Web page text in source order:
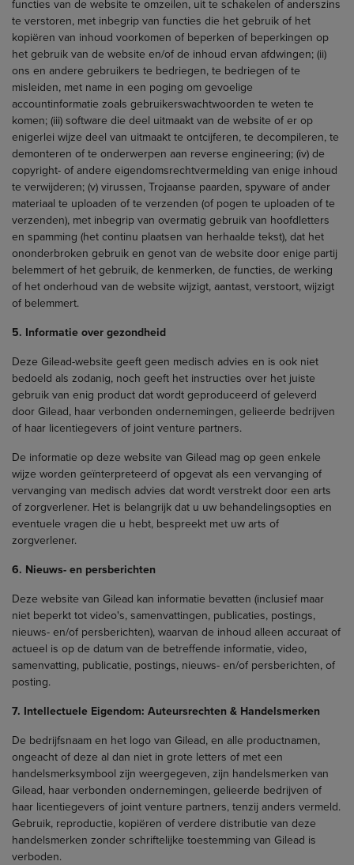
functies van de website te omzeilen, uit te schakelen of anderszins
te verstoren, met inbegrip van functies die het gebruik of het
kopiëren van inhoud voorkomen of beperken of beperkingen op
het gebruik van de website en/of de inhoud ervan afdwingen; (ii)
ons en andere gebruikers te bedriegen, te bedriegen of te
misleiden, met name in een poging om gevoelige
accountinformatie zoals gebruikerswachtwoorden te weten te
komen; (iii) software die deel uitmaakt van de website of er op
enigerlei wijze deel van uitmaakt te ontcijferen, te decompileren, te
demonteren of te onderwerpen aan reverse engineering; (iv) de
copyright- of andere eigendomsrechtvermelding van enige inhoud
te verwijderen; (v) virussen, Trojaanse paarden, spyware of ander
materiaal te uploaden of te verzenden (of pogen te uploaden of te
verzenden), met inbegrip van overmatig gebruik van hoofdletters
en spamming (het continu plaatsen van herhaalde tekst), dat het
ononderbroken gebruik en genot van de website door enige partij
belemmert of het gebruik, de kenmerken, de functies, de werking
of het onderhoud van de website wijzigt, aantast, verstoort, wijzigt
of belemmert.
5. Informatie over gezondheid
Deze Gilead-website geeft geen medisch advies en is ook niet
bedoeld als zodanig, noch geeft het instructies over het juiste
gebruik van enig product dat wordt geproduceerd of geleverd
door Gilead, haar verbonden ondernemingen, gelieerde bedrijven
of haar licentiegevers of joint venture partners.
De informatie op deze website van Gilead mag op geen enkele
wijze worden geïnterpreteerd of opgevat als een vervanging of
vervanging van medisch advies dat wordt verstrekt door een arts
of zorgverlener. Het is belangrijk dat u uw behandelingsopties en
eventuele vragen die u hebt, bespreekt met uw arts of
zorgverlener.
6. Nieuws- en persberichten
Deze website van Gilead kan informatie bevatten (inclusief maar
niet beperkt tot video's, samenvattingen, publicaties, postings,
nieuws- en/of persberichten), waarvan de inhoud alleen accuraat of
actueel is op de datum van de betreffende informatie, video,
samenvatting, publicatie, postings, nieuws- en/of persberichten, of
posting.
7. Intellectuele Eigendom: Auteursrechten & Handelsmerken
De bedrijfsnaam en het logo van Gilead, en alle productnamen,
ongeacht of deze al dan niet in grote letters of met een
handelsmerksymbool zijn weergegeven, zijn handelsmerken van
Gilead, haar verbonden ondernemingen, gelieerde bedrijven of
haar licentiegevers of joint venture partners, tenzij anders vermeld.
Gebruik, reproductie, kopiëren of verdere distributie van deze
handelsmerken zonder schriftelijke toestemming van Gilead is
verboden.